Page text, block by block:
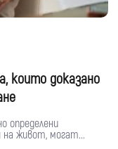
които доказано
определени
на живот, могат...